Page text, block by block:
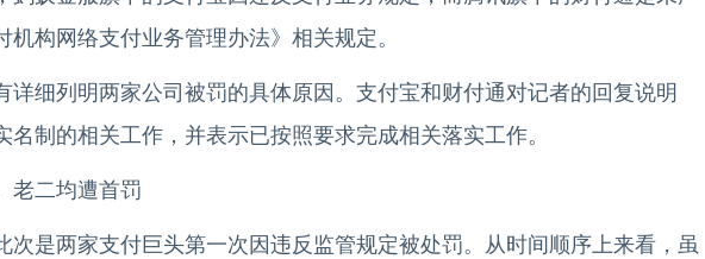
构网络支付业务管理办法》相关规定。
细列明两家公司被罚的具体原因。支付宝和财付通对记者的回复说明
名制的相关工作，并表示已按照要求完成相关落实工作。
二均遭首罚
是两家支付巨头第一次因违反监管规定被处罚。从时间顺序上来看，虽